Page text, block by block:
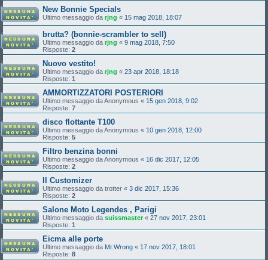
New Bonnie Specials
Ultimo messaggio da rjng « 15 mag 2018, 18:07
brutta? (bonnie-scrambler to sell)
Ultimo messaggio da rjng « 9 mag 2018, 7:50
Risposte: 2
Nuovo vestito!
Ultimo messaggio da rjng « 23 apr 2018, 18:18
Risposte: 1
AMMORTIZZATORI POSTERIORI
Ultimo messaggio daAnonymous « 15 gen 2018, 9:02
Risposte: 7
disco flottante T100
Ultimo messaggio daAnonymous « 10 gen 2018, 12:00
Risposte: 5
Filtro benzina bonni
Ultimo messaggio daAnonymous « 16 dic 2017, 12:05
Risposte: 2
Il Customizer
Ultimo messaggio da trotter « 3 dic 2017, 15:36
Risposte: 2
Salone Moto Legendes , Parigi
Ultimo messaggio da suissmaster« 27 nov 2017, 23:01
Risposte: 1
Eicma alle porte
Ultimo messaggio da Mr.Wrong « 17 nov 2017, 18:01
Risposte: 8